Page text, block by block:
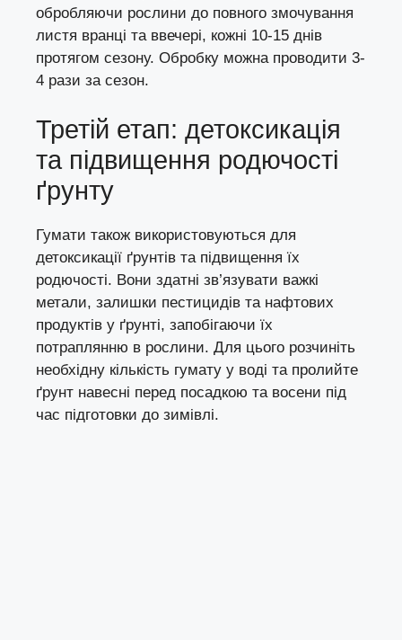
обробляючи рослини до повного змочування
листя вранці та ввечері, кожні 10-15 днів
протягом сезону. Обробку можна проводити 3-
4 рази за сезон.
Третій етап: детоксикація
та підвищення родючості
ґрунту
Гумати також використовуються для
детоксикації ґрунтів та підвищення їх
родючості. Вони здатні зв’язувати важкі
метали, залишки пестицидів та нафтових
продуктів у ґрунті, запобігаючи їх
потраплянню в рослини. Для цього розчиніть
необхідну кількість гумату у воді та пролийте
ґрунт навесні перед посадкою та восени під
час підготовки до зимівлі.